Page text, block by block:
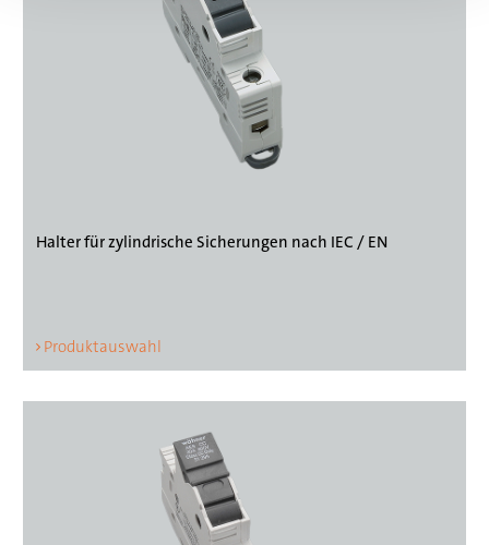
Halter für zylindrische Sicherungen nach IEC / EN
Produktauswahl